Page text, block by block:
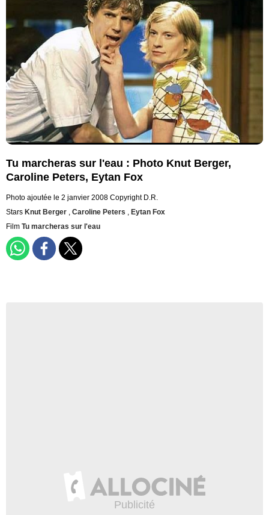
Tu marcheras sur l'eau : Photo Knut Berger,
Caroline Peters, Eytan Fox
Photo ajoutée le 2 janvier 2008 Copyright D.R.
Stars Knut Berger , Caroline Peters , Eytan Fox
Film Tu marcheras sur l'eau